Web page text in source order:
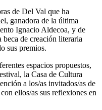
de Del Val que ha
ganadora de la última
Ignacio Aldecoa, y de
de creación literaria
sus premios.
espacios propuestos,
la Casa de Cultura
a los/as invitados/as de
ellos/as sus reflexiones en